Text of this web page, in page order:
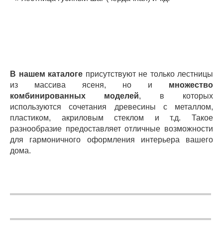
В нашем каталоге присутствуют не только лестницы
из массива ясеня, но и множество
комбинированных моделей, в которых
используются сочетания древесины с металлом,
пластиком, акриловым стеклом и т.д. Такое
разнообразие предоставляет отличные возможности
для гармоничного оформления интерьера вашего
дома.